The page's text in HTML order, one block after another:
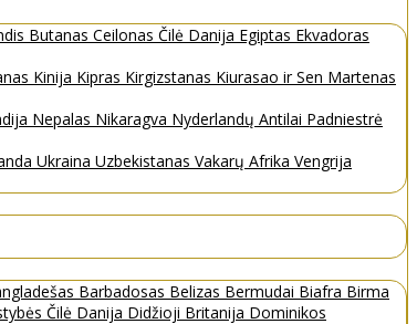
Butanas Ceilonas Čilė Danija Egiptas Ekvadoras
Kinija Kipras Kirgizstanas Kiurasao ir Sen Martenas
Nepalas Nikaragva Nyderlandų Antilai Padniestrė
Ukraina Uzbekistanas Vakarų Afrika Vengrija
Barbadosas Belizas Bermudai Biafra Birma
Čilė Danija Didžioji Britanija Dominikos